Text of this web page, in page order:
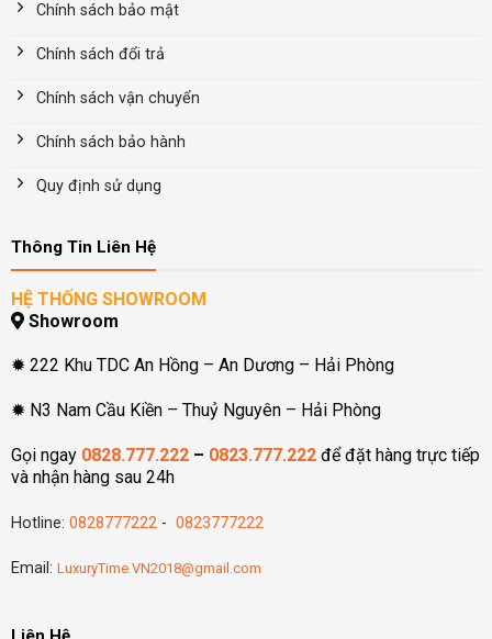
Chính sách bảo mật
Chính sách đổi trả
Chính sách vận chuyển
Chính sách bảo hành
Quy định sử dụng
Thông Tin Liên Hệ
HỆ THỐNG SHOWROOM
Showroom
✹ 222 Khu TDC An Hồng – An Dương – Hải Phòng
✹ N3 Nam Cầu Kiền – Thuỷ Nguyên – Hải Phòng
Gọi ngay 0828.777.222– 0823.777.222để đặt hàng trực tiếp
và nhận hàng sau 24h
Hotline: 0828777222- 0823777222
Email: LuxuryTime.VN2018@gmail.com